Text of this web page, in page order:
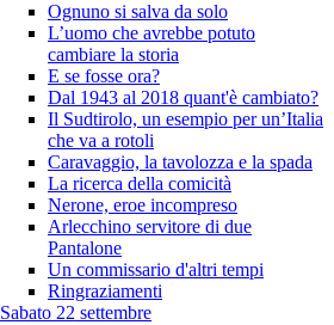
Ognuno si salva da solo
L’uomo che avrebbe potuto
cambiare la storia
E se fosse ora?
Dal 1943 al 2018 quant'è cambiato?
Il Sudtirolo, un esempio per un’Italia
che va a rotoli
Caravaggio, la tavolozza e la spada
La ricerca della comicità
Nerone, eroe incompreso
Arlecchino servitore di due
Pantalone
Un commissario d'altri tempi
Ringraziamenti
Sabato 22 settembre